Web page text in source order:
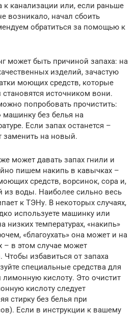
к канализации или, если раньше
возникало, начал сбоить
обратиться за помощью к
может быть причиной запаха: на
изделий, зачастую
моющих средств, которые
становятся источником вони.
попробовать прочистить:
машинку без белья на
Если запах останется –
заменить на новый.
может давать запах гнили и
пишем накипь в кавычках –
средств, ворсинок, сора и,
из воды. Наиболее сильно весь
к ТЭНу. В некоторых случаях,
используете машинку или
низких температурах, «накипь»
«благоухать» она может и на
– в этом случае может
Чтобы избавиться от запаха
специальные средства для
кислоту. Это очистит
кислоту следует
стирку без белья при
Если в инструкции к вашему